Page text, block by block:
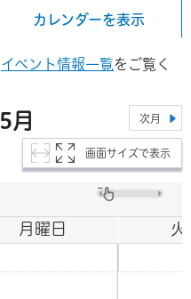
カレンダーを表示
イベント情報一覧をご覧く
5月 次月
画面サイズで表示
月曜日 火